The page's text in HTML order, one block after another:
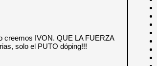
creemos IVON. QUE LA FUERZA
solo el PUTO dóping!!!